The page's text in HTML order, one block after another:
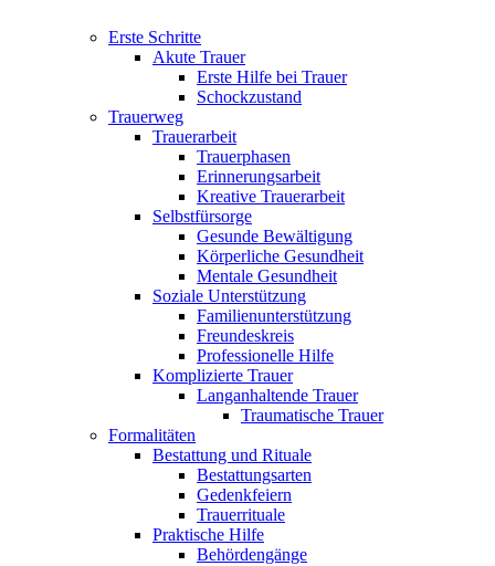
Erste Schritte
Akute Trauer
Erste Hilfe bei Trauer
Schockzustand
Trauerweg
Trauerarbeit
Trauerphasen
Erinnerungsarbeit
Kreative Trauerarbeit
Selbstfürsorge
Gesunde Bewältigung
Körperliche Gesundheit
Mentale Gesundheit
Soziale Unterstützung
Familienunterstützung
Freundeskreis
Professionelle Hilfe
Komplizierte Trauer
Langanhaltende Trauer
Traumatische Trauer
Formalitäten
Bestattung und Rituale
Bestattungsarten
Gedenkfeiern
Trauerrituale
Praktische Hilfe
Behördengänge